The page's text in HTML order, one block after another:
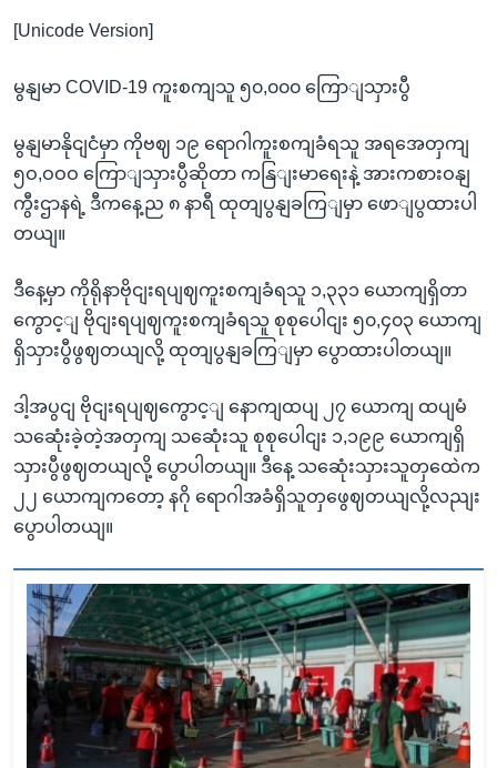
[Unicode Version]
မွနျမာ COVID-19 ကူးစကျသူ ၅၀,၀၀၀ ကြောျသှားပွီ
မွနျမာနိုငျငံမှာ ကိုဗဈ ၁၉ ရောဂါကူးစကျခံရသူ အရအေတှကျ
၅ဝ,ဝဝဝ ကြောျသှားပွီဆိုတာ ကနြျးမာရေးနဲ့ အားကစားဝနျ
ကွီးဌာနရဲ့ ဒီကနေ့ည ၈ နာရီ ထုတျပွနျခကြျမှာ ဖောျပွထားပါ
တယျ။
ဒီနေ့မှာ ကိုရိုနာဗိုငျးရပျဈကူးစကျခံရသူ ၁,၃၃၁ ယောကျရှိတာ
ကွောင့ျ ဗိုငျးရပျဈကူးစကျခံရသူ စုစုပေါငျး ၅၀,၄၀၃ ယောကျ
ရှိသှားပွီဖွဈတယျလို့ ထုတျပွနျခကြျမှာ ပွောထားပါတယျ။
ဒါ့အပွငျ ဗိုငျးရပျဈကွောင့ျ နောကျထပျ ၂၇ ယောကျ ထပျမံ
သဆေုံးခဲ့တဲ့အတှကျ သဆေုံးသူ စုစုပေါငျး ၁,၁၉၉ ယောကျရှိ
သှားပွီဖွဈတယျလို့ ပွောပါတယျ။ ဒီနေ့ သဆေုံးသှားသူတှထေဲက
၂၂ ယောကျကတော့ နဂို ရောဂါအခံရှိသူတှဖွေဈတယျလို့လညျး
ပွောပါတယျ။